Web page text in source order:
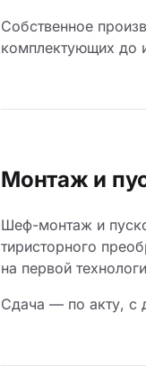
Собственное
комплектующих до
Монтаж и
Шеф-монтаж и
тиристорного
на первой
Сдача — по акту, с